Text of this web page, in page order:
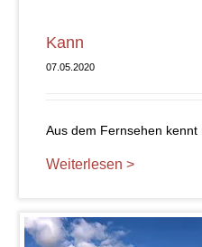
Kann
07.05.2020
Aus dem Fernsehen
Weiterlesen >